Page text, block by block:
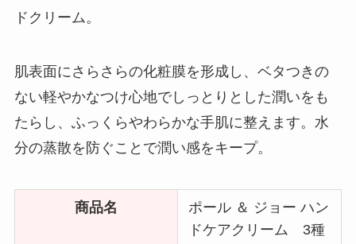
ドクリーム。
肌表面にさらさらの化粧膜を形成し、ベタつきの
ない軽やかなつけ心地でしっとりとした潤いをも
たらし、ふっくらやわらかな手肌に整えます。水
分の蒸散を防ぐことで潤い感をキープ。
商品名
ポール ＆ ジョー ハン
ドケアクリーム 3種